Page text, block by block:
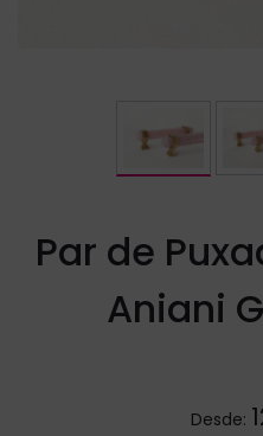
Par de
Aniani
Desde: